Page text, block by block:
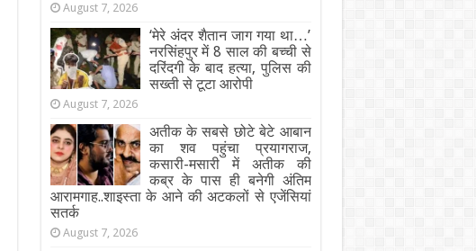
August 7, 2026
‘मेरे अंदर शैतान जाग गया था…’
नरसिंहपुर में 8 साल की बच्ची से
दरिंदगी के बाद हत्या, पुलिस की
सख्ती से टूटा आरोपी
August 7, 2026
अतीक के सबसे छोटे बेटे आबान
का शव पहुंचा प्रयागराज,
कसारी-मसारी में अतीक की
कब्र के पास ही बनेगी अंतिम
आरामगाह..शाइस्ता के आने की अटकलों से एजेंसियां
सतर्क
August 7, 2026